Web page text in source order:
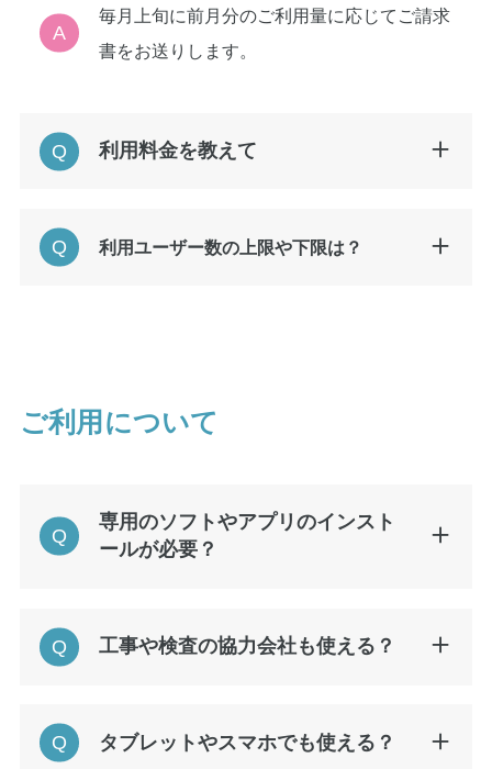
毎月上旬に前月分のご利用量に応じてご請求
書をお送りします。
利用料金を教えて
利用ユーザー数の上限や下限は？
ご利用について
専用のソフトやアプリのインスト
ールが必要？
工事や検査の協力会社も使える？
タブレットやスマホでも使える？